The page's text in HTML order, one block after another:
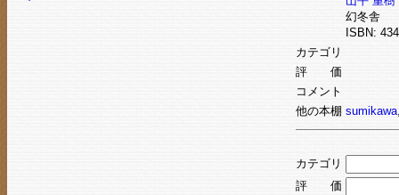
幻冬舎
ISBN:
カテゴリ
評 価
コメント
他の本棚 sumikawa
カテゴリ
評 価